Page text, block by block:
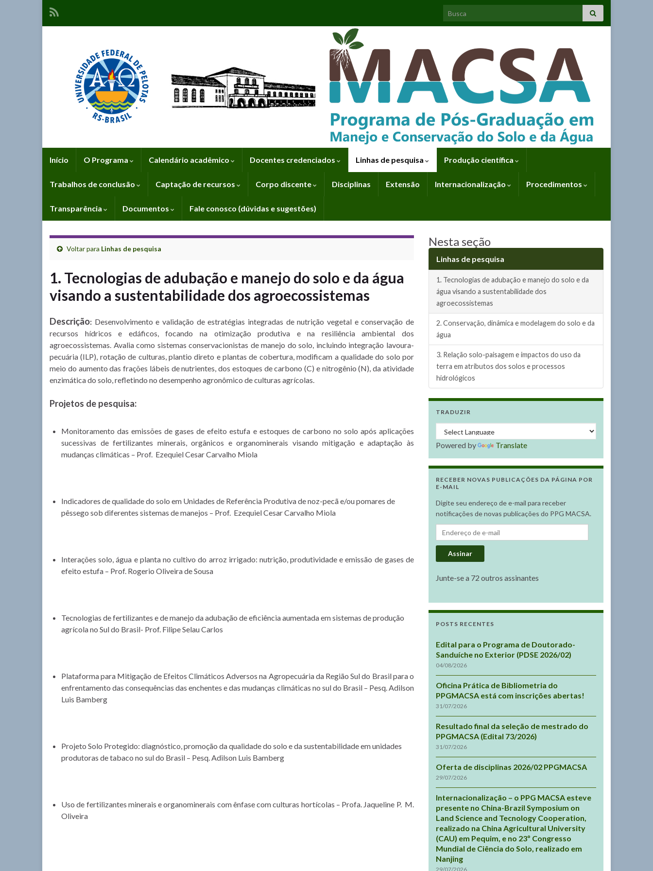
Search for:
Início O Programa Calendário acadêmico Docentes credenciados Linhas de pesquisa Produção científica
Trabalhos de conclusão Captação de recursos Corpo discente Disciplinas Extensão Internacionalização Procedimentos
Transparência Documentos Fale conosco (dúvidas e sugestões)
Voltar para Linhas de pesquisa
1. Tecnologias de adubação e manejo do solo e da água
visando a sustentabilidade dos agroecossistemas
Descrição: Desenvolvimento e validação de estratégias integradas de nutrição vegetal e conservação de
recursos hídricos e edáficos, focando na otimização produtiva e na resiliência ambiental dos
agroecossistemas. Avalia como sistemas conservacionistas de manejo do solo, incluindo integração lavoura-
pecuária (ILP), rotação de culturas, plantio direto e plantas de cobertura, modificam a qualidade do solo por
meio do aumento das frações lábeis de nutrientes, dos estoques de carbono (C) e nitrogênio (N), da atividade
enzimática do solo, refletindo no desempenho agronômico de culturas agrícolas.
Projetos de pesquisa:
Monitoramento das emissões de gases de efeito estufa e estoques de carbono no solo após aplicações
sucessivas de fertilizantes minerais, orgânicos e organominerais visando mitigação e adaptação às
mudanças climáticas – Prof. Ezequiel Cesar Carvalho Miola
Indicadores de qualidade do solo em Unidades de Referência Produtiva de noz-pecã e/ou pomares de
pêssego sob diferentes sistemas de manejos – Prof. Ezequiel Cesar Carvalho Miola
Interações solo, água e planta no cultivo do arroz irrigado: nutrição, produtividade e emissão de gases de
efeito estufa – Prof. Rogerio Oliveira de Sousa
Tecnologias de fertilizantes e de manejo da adubação de eficiência aumentada em sistemas de produção
agrícola no Sul do Brasil- Prof. Filipe Selau Carlos
Plataforma para Mitigação de Efeitos Climáticos Adversos na Agropecuária da Região Sul do Brasil para o
enfrentamento das consequências das enchentes e das mudanças climáticas no sul do Brasil – Pesq. Adilson
Luis Bamberg
Projeto Solo Protegido: diagnóstico, promoção da qualidade do solo e da sustentabilidade em unidades
produtoras de tabaco no sul do Brasil – Pesq. Adilson Luis Bamberg
Uso de fertilizantes minerais e organominerais com ênfase com culturas hortícolas – Profa. Jaqueline P. M.
Oliveira
Nesta seção
Linhas de pesquisa
1. Tecnologias de adubação e manejo do solo e da
água visando a sustentabilidade dos
agroecossistemas
2. Conservação, dinâmica e modelagem do solo e da
água
3. Relação solo-paisagem e impactos do uso da
terra em atributos dos solos e processos
hidrológicos
TRADUZIR
Powered by Translate
RECEBER NOVAS PUBLICAÇÕES DA PÁGINA POR
E-MAIL
Digite seu endereço de e-mail para receber
notificações de novas publicações do PPG MACSA.
Endereço de e-mail
Assinar
Junte-se a 72 outros assinantes
POSTS RECENTES
Edital para o Programa de Doutorado-
Sanduíche no Exterior (PDSE 2026/02)
04/08/2026
Oficina Prática de Bibliometria do
PPGMACSA está com inscrições abertas!
31/07/2026
Resultado final da seleção de mestrado do
PPGMACSA (Edital 73/2026)
31/07/2026
Oferta de disciplinas 2026/02 PPGMACSA
29/07/2026
Internacionalização – o PPG MACSA esteve
presente no China-Brazil Symposium on
Land Science and Tecnology Cooperation,
realizado na China Agricultural University
(CAU) em Pequim, e no 23º Congresso
Mundial de Ciência do Solo, realizado em
Nanjing
29/07/2026